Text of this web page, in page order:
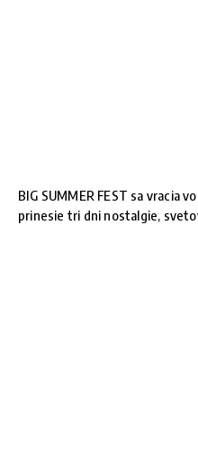
BIG SUMMER FEST sa vracia
prinesie tri dni nostalgie,